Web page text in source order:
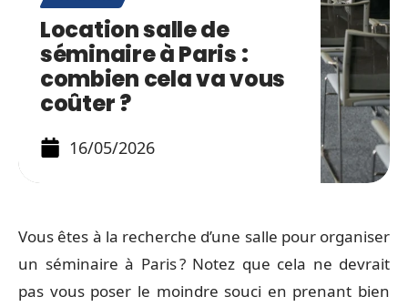
Location salle de
séminaire à Paris :
combien cela va vous
coûter ?
16/05/2026
Vous êtes à la recherche d’une salle pour organiser
un séminaire à Paris ? Notez que cela ne devrait
pas vous poser le moindre souci en prenant bien